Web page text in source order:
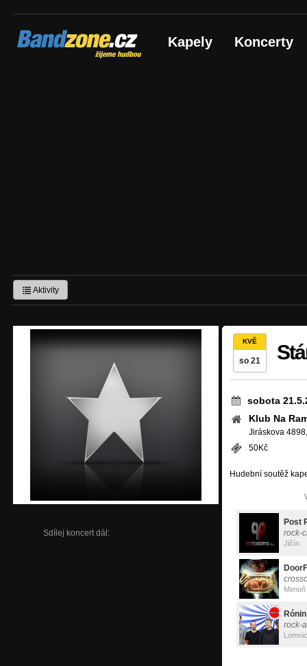
Bandzone.cz
žijeme hudbou Kapely Koncerty
Aktivity
Sdílej koncert dál:
KVĚ
so 21
sobota
Klub Na
Jiráskova
50Kč
Hudební soutěž
Post
rock-
Jičín
Mimoň
Rónin
rock-